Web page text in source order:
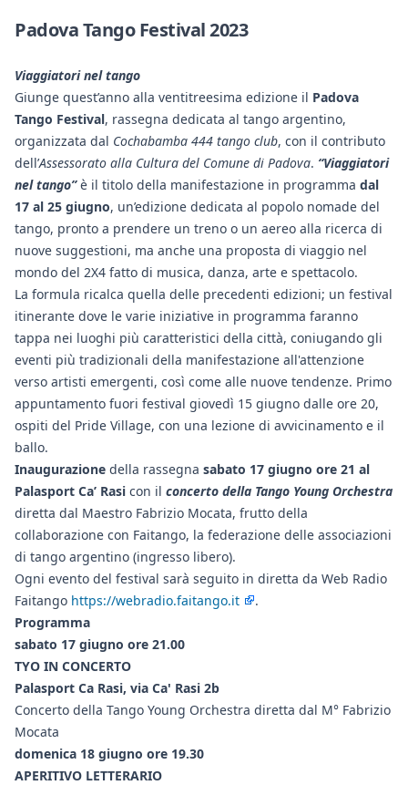
Padova Tango Festival 2023
Viaggiatori nel tango
Giunge quest’anno alla ventitreesima edizione il Padova
Tango Festival, rassegna dedicata al tango argentino,
organizzata dal Cochabamba 444 tango club, con il contributo
dell’Assessorato alla Cultura del Comune di Padova. “Viaggiatori
nel tango”è il titolo della manifestazione in programma dal
17 al 25 giugno, un’edizione dedicata al popolo nomade del
tango, pronto a prendere un treno o un aereo alla ricerca di
nuove suggestioni, ma anche una proposta di viaggio nel
mondo del 2X4 fatto di musica, danza, arte e spettacolo.
La formula ricalca quella delle precedenti edizioni; un festival
itinerante dove le varie iniziative in programma faranno
tappa nei luoghi più caratteristici della città, coniugando gli
eventi più tradizionali della manifestazione all'attenzione
verso artisti emergenti, così come alle nuove tendenze. Primo
appuntamento fuori festival giovedì 15 giugno dalle ore 20,
ospiti del Pride Village, con una lezione di avvicinamento e il
ballo.
Inaugurazione della rassegna sabato 17 giugno ore 21 al
Palasport Ca’ Rasi con il concerto della Tango Young Orchestra
diretta dal Maestro Fabrizio Mocata, frutto della
collaborazione con Faitango, la federazione delle associazioni
di tango argentino (ingresso libero).
Ogni evento del festival sarà seguito in diretta da Web Radio
Faitango https://webradio.faitango.it
.
Programma
sabato 17 giugno ore 21.00
TYO IN CONCERTO
Palasport Ca Rasi, via Ca' Rasi 2b
Concerto della Tango Young Orchestra diretta dal M° Fabrizio
Mocata
domenica 18 giugno ore 19.30
APERITIVO LETTERARIO